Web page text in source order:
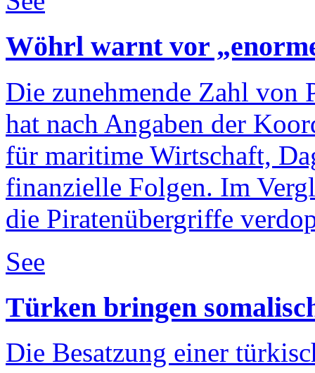
Wöhrl warnt vor
Die zunehmende Zahl von
hat nach Angaben der
für maritime Wirtschaft,
finanzielle Folgen. Im
die Piratenübergriffe
See
Türken bringen
Die Besatzung einer